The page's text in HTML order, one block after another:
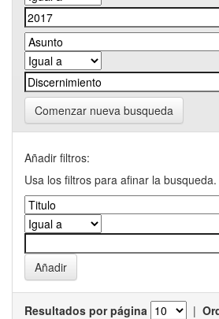
Comenzar nueva busqueda
Añadir filtros:
Usa los filtros para afinar la busqueda.
Resultados por página |